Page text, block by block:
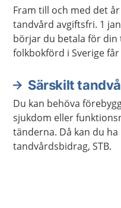
Fram till och med det
tandvård avgiftsfri. 1
börjar du betala för din
folkbokförd i Sverige
Särskilt
Du kan behöva
sjukdom eller
tänderna. Då kan du
tandvårdsbidrag, STB.